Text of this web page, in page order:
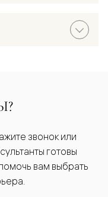
звонок или
готовы
вам выбрать